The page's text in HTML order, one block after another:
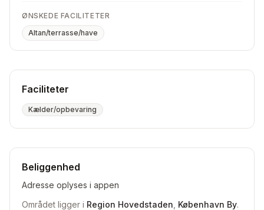
ØNSKEDE FACILITETER
Altan/terrasse/have
Faciliteter
Kælder/opbevaring
Beliggenhed
Adresse oplyses i appen
Området ligger i Region Hovedstaden København By.